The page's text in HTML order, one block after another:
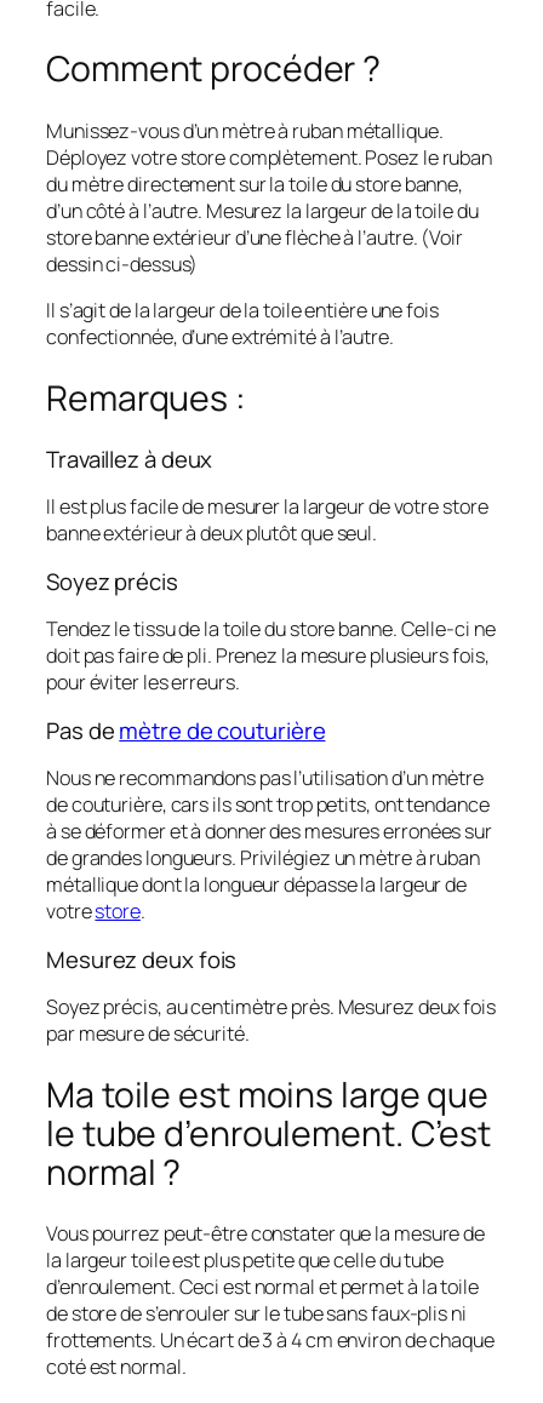
facile.
Comment procéder ?
Munissez-vous d’un mètre à ruban métallique.
Déployez votre store complètement. Posez le ruban
du mètre directement sur la toile du store banne,
d’un côté à l’autre. Mesurez la largeur de la toile du
store banne extérieur d’une flèche à l’autre. (Voir
dessin ci-dessus)
Il s’agit de la largeur de la toile entière une fois
confectionnée, d’une extrémité à l’autre.
Remarques :
Travaillez à deux
Il est plus facile de mesurer la largeur de votre store
banne extérieur à deux plutôt que seul.
Soyez précis
Tendez le tissu de la toile du store banne. Celle-ci ne
doit pas faire de pli. Prenez la mesure plusieurs fois,
pour éviter les erreurs.
Pas demètre de couturière
Nous ne recommandons pas l’utilisation d’un mètre
de couturière, cars ils sont trop petits, ont tendance
à se déformer et à donner des mesures erronées sur
de grandes longueurs. Privilégiez un mètre à ruban
métallique dont la longueur dépasse la largeur de
votrestore.
Mesurez deux fois
Soyez précis, au centimètre près. Mesurez deux fois
par mesure de sécurité.
Ma toile est moins large que
le tube d’enroulement. C’est
normal ?
Vous pourrez peut-être constater que la mesure de
la largeur toile est plus petite que celle du tube
d’enroulement. Ceci est normal et permet à la toile
de store de s’enrouler sur le tube sans faux-plis ni
frottements. Un écart de 3 à 4 cm environ de chaque
coté est normal.